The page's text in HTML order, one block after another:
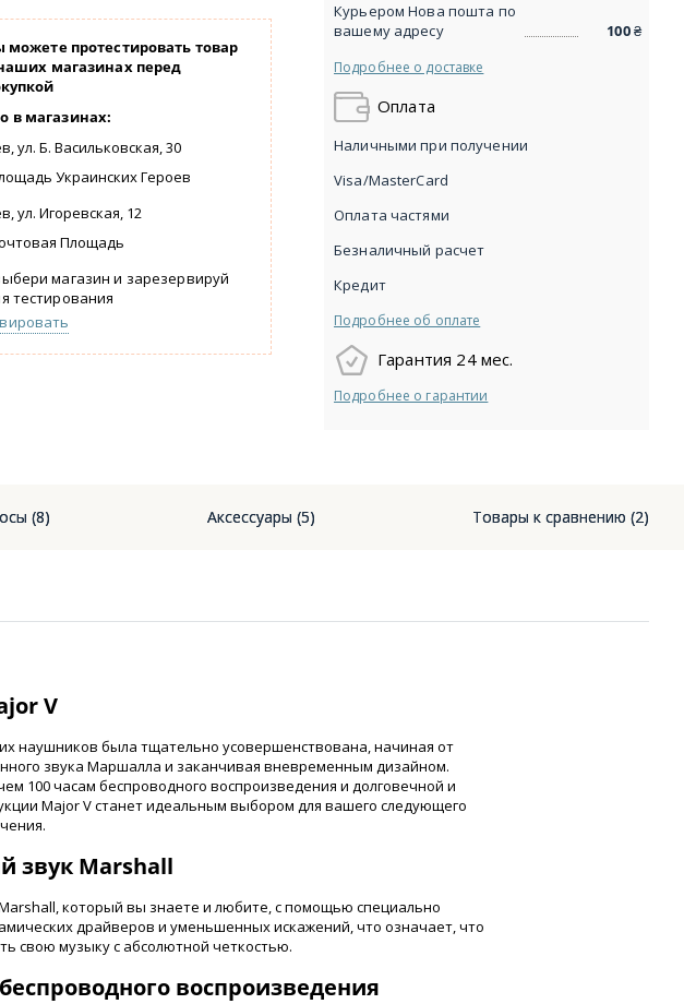
можете протестировать товар
магазинах перед
в магазинах:
ул. Б. Васильковская, 30
Украинских Героев
ул. Игоревская, 12
Площадь
магазин и зарезервируй
тестирования
Курьером Нова пошта по
вашему адресу
100₴
Подробнее о доставке
Оплата
Visa/MasterCard
Наличными при получении
Безналичный расчет
Кредит
Оплата частями
Подробнее об оплате
Гарантия 24 мес.
Подробнее о гарантии
(8) Аксессуары (5) Товары к сравнению (2)
V
наушников была тщательно усовершенствована, начиная от
звука Маршалла и заканчивая вневременным дизайном.
100 часам беспроводного воспроизведения и долговечной и
Major V станет идеальным выбором для вашего следующего
звук Marshall
который вы знаете и любите, с помощью специально
драйверов и уменьшенных искажений, что означает, что
свою музыку с абсолютной четкостью.
воспроизведения